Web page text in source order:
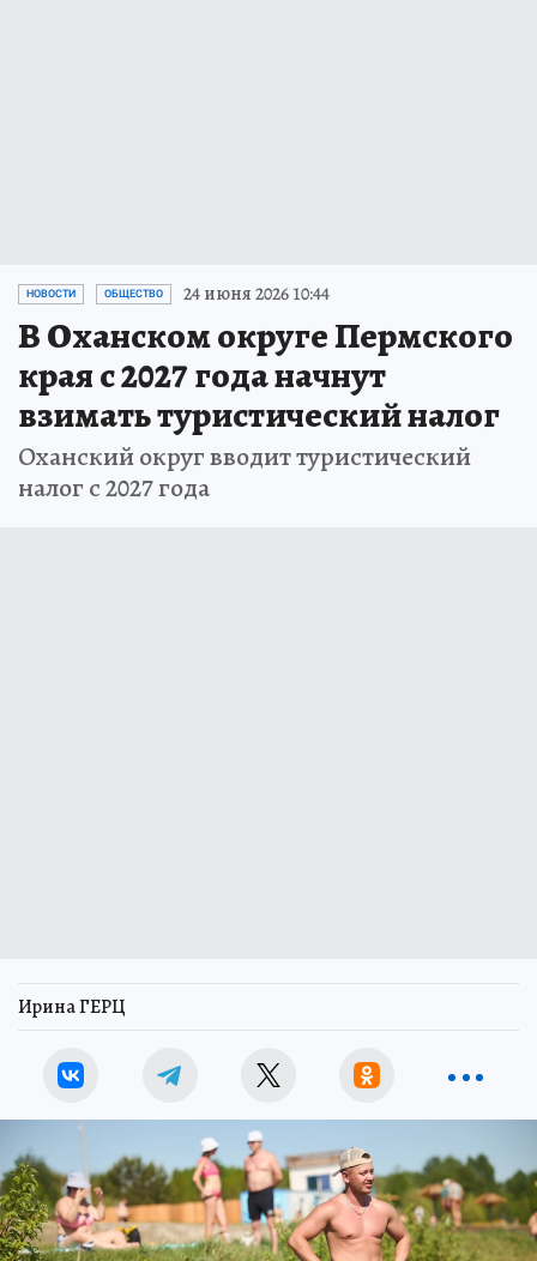
НОВОСТИ ОБЩЕСТВО 24 июня 2026 10:44
В Оханском округе Пермского
края с 2027 года начнут
взимать туристический налог
Оханский округ вводит туристический
налог с 2027 года
Ирина ГЕРЦ